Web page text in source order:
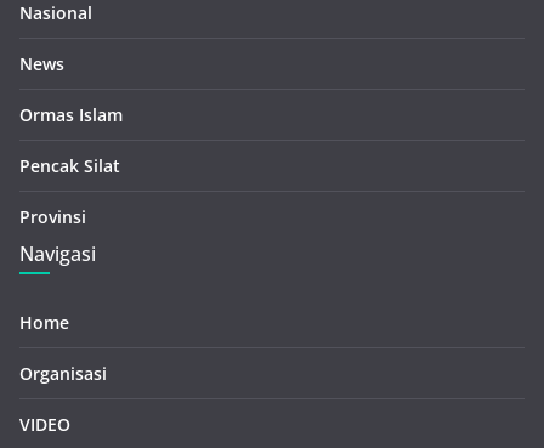
Nasional
News
Ormas Islam
Pencak Silat
Provinsi
Navigasi
Home
Organisasi
VIDEO